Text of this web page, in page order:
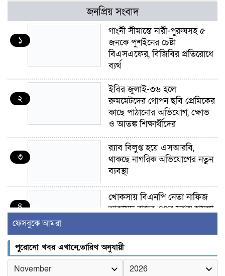
জনপ্রিয় সংবাদ
১
গাংনী সীমান্তে নারী-পুরুষসহ ৫
জনকে পুশইনের চেষ্টা
বিএসএফের, বিজিবির প্রতিরোধে
ব্যর্থ
২
ইবির জুলাই-৩৬ হলে
রুমমেটদের গোপন ছবি প্রেমিকের
কাছে পাঠানোর অভিযোগ, ক্ষোভ
ও আতঙ্ক শিক্ষার্থীদের
৩
র‍্যাব বিলুপ্ত হয়ে এসআরবি,
থাকছে নাগরিক অভিযোগের নতুন
ব্যবস্থা
৪
খোকসায় বিএনপি নেতা নাফিজ
আহমেদ রাজুর ওপর সশস্ত্র হামলা,
৫
সাঈদীর ছবিতে জুতা
নিক্ষেপকারীরা ‘জারজ সন্তান’:
আমির হামজা
ফেসবুকে আমরা
পুরোনো খবর এখানে,তারিখ অনুযায়ী